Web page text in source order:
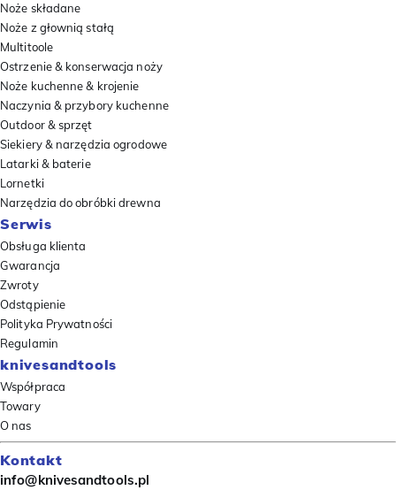
Noże składane
Noże z głownią stałą
Multitoole
Ostrzenie & konserwacja noży
Noże kuchenne & krojenie
Naczynia & przybory kuchenne
Outdoor & sprzęt
Siekiery & narzędzia ogrodowe
Latarki & baterie
Lornetki
Narzędzia do obróbki drewna
Serwis
Obsługa klienta
Gwarancja
Zwroty
Odstąpienie
Polityka Prywatności
Regulamin
knivesandtools
Współpraca
Towary
O nas
Kontakt
info@knivesandtools.pl